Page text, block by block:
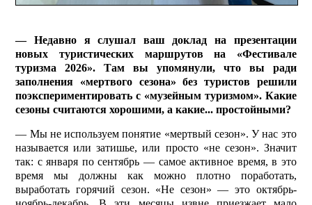
— Недавно я слушал ваш доклад на презентации
новых туристических маршрутов на «Фестивале
туризма 2026». Там вы упомянули, что вы ради
заполнения «мертвого сезона» без туристов решили
поэкспериментировать с «музейным туризмом». Какие
сезоны считаются хорошими, а какие... простойными?
— Мы не используем понятие «мертвый сезон». У нас это
называется или затишье, или просто «не сезон». Значит
так: с января по сентябрь — самое активное время, в это
время мы должны как можно плотно поработать,
выработать горячий сезон. «Не сезон» — это октябрь-